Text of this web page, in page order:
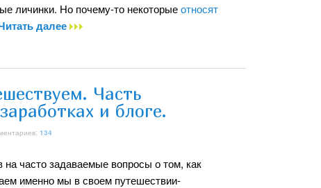
личинки. Но почему-то некоторыеотносят
далее
Часть
и блоге.
134
на часто задаваемые вопросы о том, как
именно мы в своем путешествии-